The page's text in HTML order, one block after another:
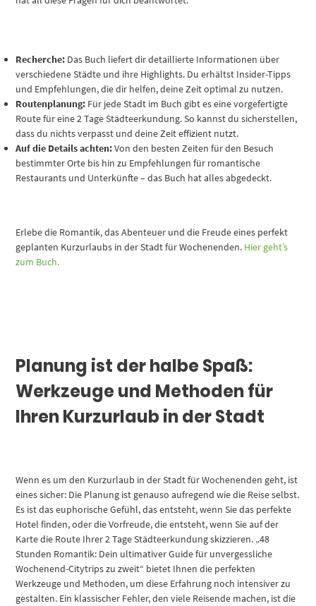
Recherche: Das Buch liefert dir detaillierte Informationen über
verschiedene Städte und ihre Highlights. Du erhältst Insider-Tipps
und Empfehlungen, die dir helfen, deine Zeit optimal zu nutzen.
Routenplanung: Für jede Stadt im Buch gibt es eine vorgefertigte
Route für eine 2 Tage Städteerkundung. So kannst du sicherstellen,
dass du nichts verpasst und deine Zeit effizient nutzt.
Auf die Details achten:Von den besten Zeiten für den Besuch
bestimmter Orte bis hin zu Empfehlungen für romantische
Restaurants und Unterkünfte – das Buch hat alles abgedeckt.
Erlebe die Romantik, das Abenteuer und die Freude eines perfekt
geplanten Kurzurlaubs in der Stadt für Wochenenden. Hier geht’s
zum Buch.
Planung ist der halbe Spaß:
Werkzeuge und Methoden für
Ihren Kurzurlaub in der Stadt
Wenn es um den Kurzurlaub in der Stadt für Wochenenden geht, ist
eines sicher: Die Planung ist genauso aufregend wie die Reise selbst.
Es ist das euphorische Gefühl, das entsteht, wenn Sie das perfekte
Hotel finden, oder die Vorfreude, die entsteht, wenn Sie auf der
Karte die Route Ihrer 2 Tage Städteerkundung skizzieren. „48
Stunden Romantik: Dein ultimativer Guide für unvergessliche
Wochenend-Citytrips zu zweit“ bietet Ihnen die perfekten
Werkzeuge und Methoden, um diese Erfahrung noch intensiver zu
gestalten. Ein klassischer Fehler, den viele Reisende machen, ist die